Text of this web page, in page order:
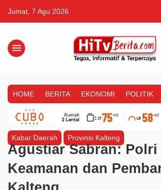
Jumat, 7 Agu 2026
menu
HOME BERITA EKONOMI POLITIK
Kabar Daerah Provinsi Kalteng
Agustiar Sabran: Polri
Keamanan dan